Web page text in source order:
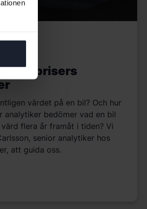
Bilprisers
värdet på en bil? Och hur
analytiker bedömer vad en bil
flera år framåt i tiden? Vi
senior analytiker hos
att guida oss.